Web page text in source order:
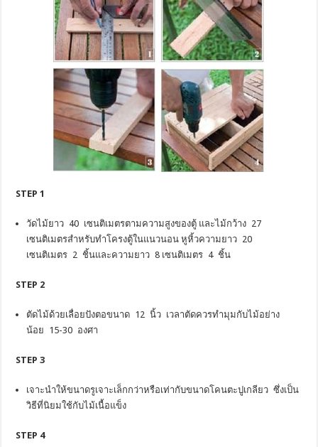
STEP 1
วัดไม้ยาว 40 เซนติเมตรตามความสูงของตู้ และไม้กว้าง 27
เซนติเมตรสำหรับทำโครงตู้ในแนวนอน หูหิ้วความยาว 20
เซนติเมตร 2 ชิ้นและความยาว 8 เซนติเมตร 4 ชิ้น
STEP 2
ตัดไม้ด้วยเลื่อยปังตอขนาด 12 นิ้ว เวลาตัดควรทำมุมกับไม้อย่าง
น้อย 15-30 องศา
STEP 3
เจาะนำให้ขนาดรูเจาะเล็กกว่าหรือเท่ากับขนาดโคนตะปูเกลียว ซึ่งเป็น
วิธีที่นิยมใช้กับไม้เนื้อแข็ง
STEP 4